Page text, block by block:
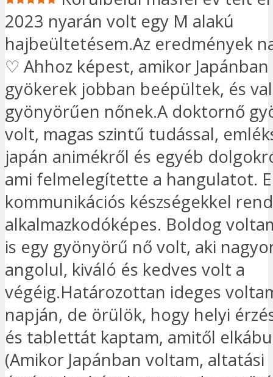
2023 nyarán volt egy M alakú
hajbeültetésem.Az eredmények
♡ Ahhoz képest, amikor
gyökerek jobban beépültek, és
gyönyörűen nőnek.A doktornő
volt, magas szintű tudással,
japán animékről és egyéb
ami felmelegítette a hangulatot.
kommunikációs készségekkel
alkalmazkodóképes. Boldog
is egy gyönyörű nő volt, aki
angolul, kiváló és kedves volt a
végéig.Határozottan ideges
napján, de örülök, hogy helyi
és tablettát kaptam, amitől
(Amikor Japánban voltam, altatási